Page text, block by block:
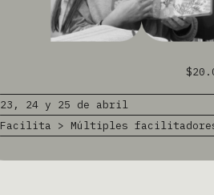
23, 24 y 25 de abril
Facilita > Múltiples